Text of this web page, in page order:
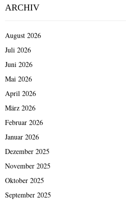
ARCHIV
August 2026
Juli 2026
Juni 2026
Mai 2026
April 2026
März 2026
Februar 2026
Januar 2026
Dezember 2025
November 2025
Oktober 2025
September 2025